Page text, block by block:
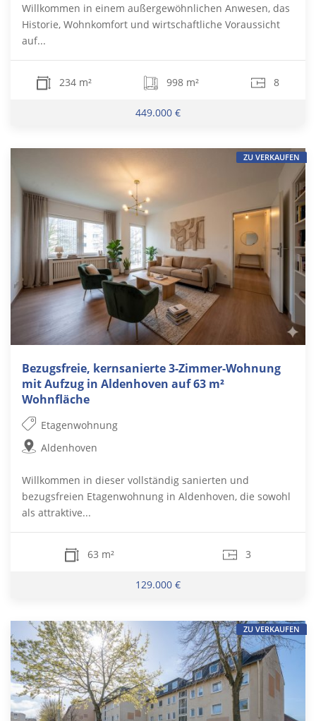
Willkommen in einem außergewöhnlichen Anwesen, das
Historie, Wohnkomfort und wirtschaftliche Voraussicht
auf...
234 m² 998 m² 8
449.000 €
Bezugsfreie, kernsanierte 3-Zimmer-Wohnung
mit Aufzug in Aldenhoven auf 63 m²
Wohnfläche
Etagenwohnung
Aldenhoven
Willkommen in dieser vollständig sanierten und
bezugsfreien Etagenwohnung in Aldenhoven, die sowohl
als attraktive...
63 m² 3
129.000 €
ZU VERKAUFEN
ZU VERKAUFEN